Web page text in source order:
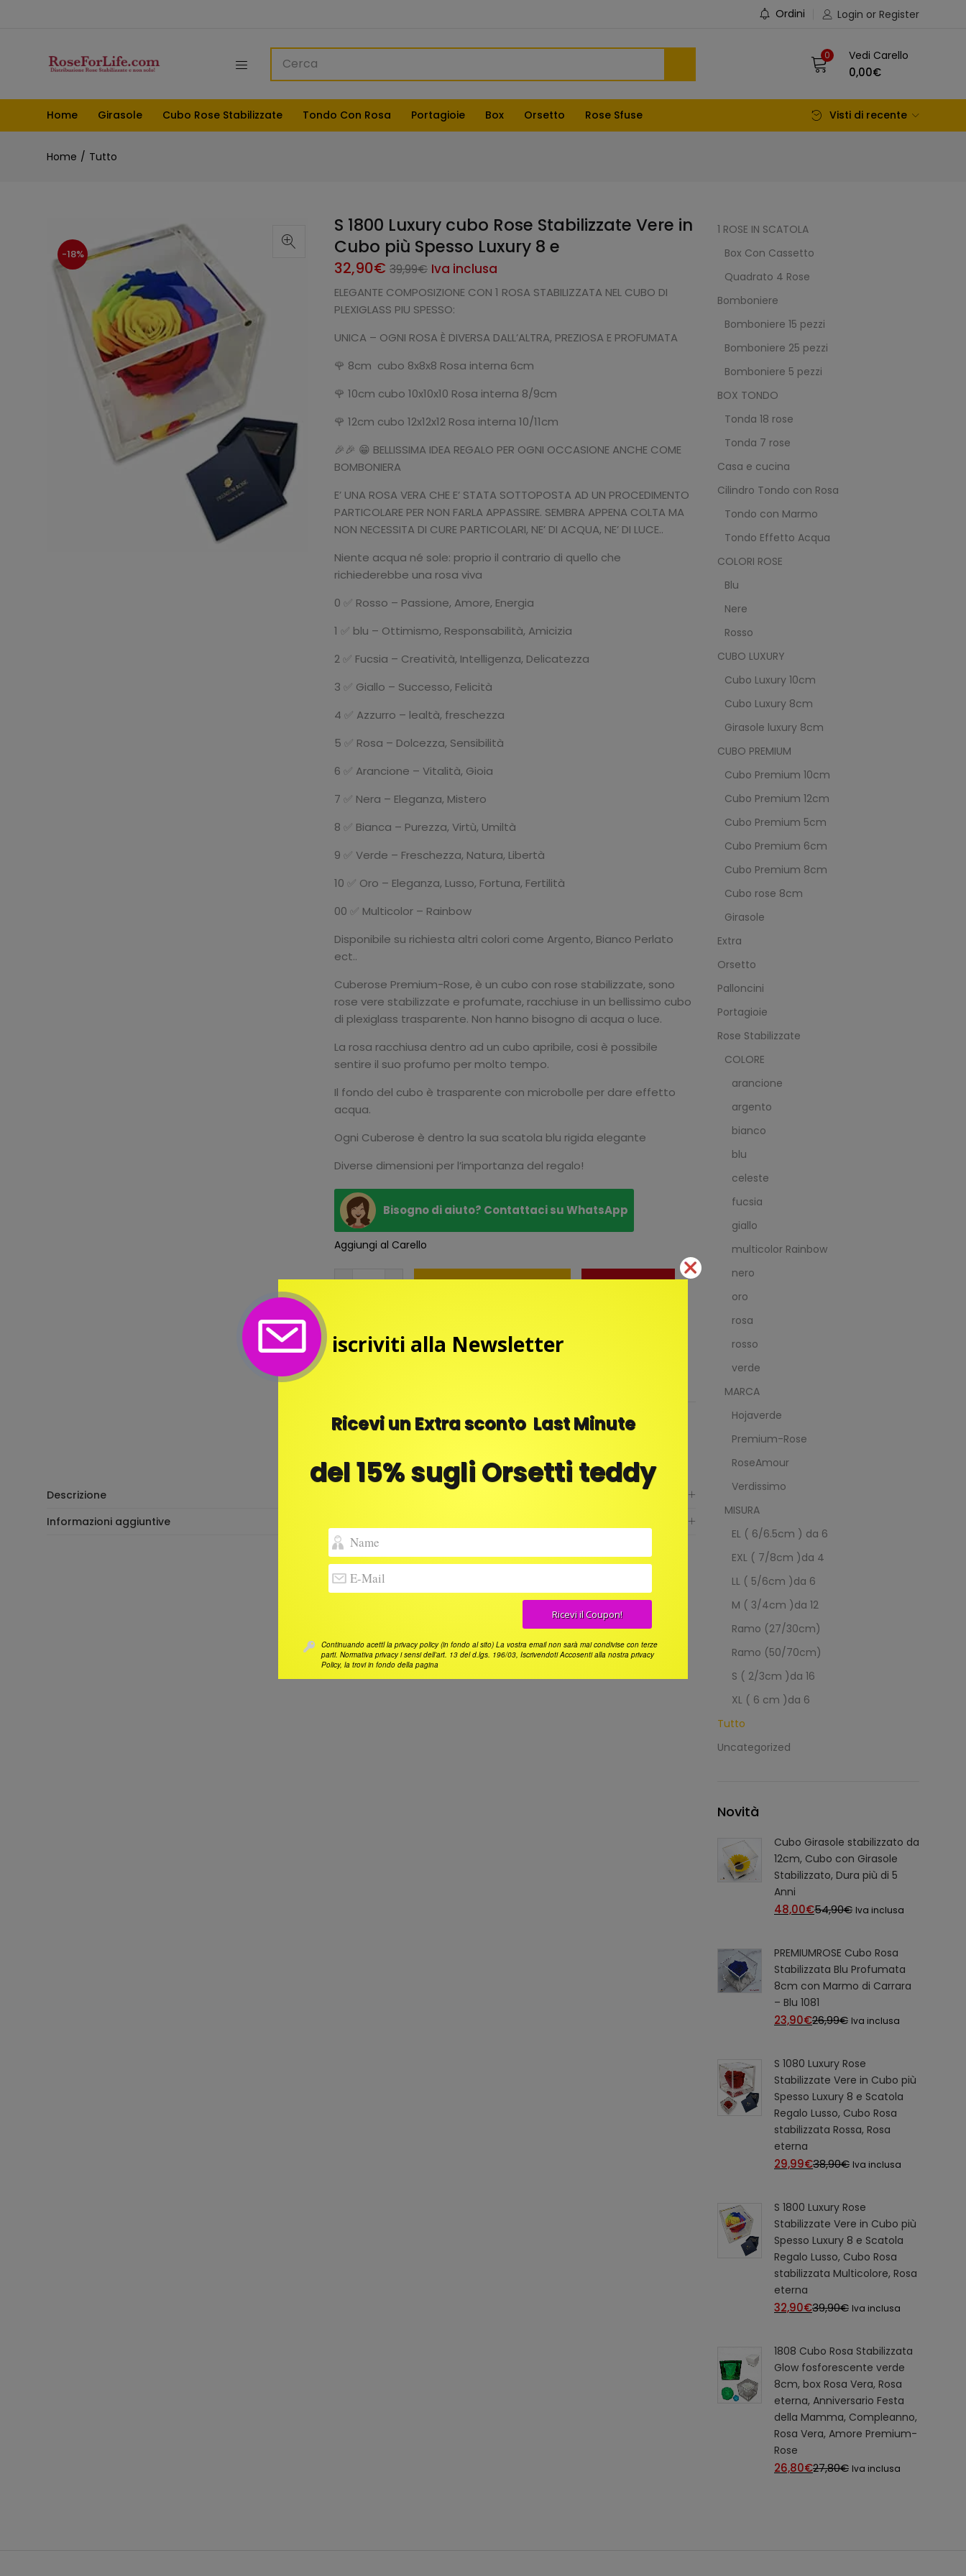
Login or Register
Ordini
0 Vedi Carello
0,00€
Home Girasole Cubo Rose Stabilizzate Tondo Con Rosa Portagioie Box Orsetto Rose Sfuse Visti di recente
Home Tutto
-18%
S 1800 Luxury cubo Rose Stabilizzate Vere in
Cubo più Spesso Luxury 8 e
32,90€ Il
prezzo
attuale
è:
39,99€ Il
prezzo
originale
era:
Iva inclusa
ELEGANTE COMPOSIZIONE CON 1 ROSA STABILIZZATA NEL CUBO DI
PLEXIGLASS PIU SPESSO:
UNICA – OGNI ROSA È DIVERSA DALL’ALTRA, PREZIOSA E PROFUMATA
🌹 8cm cubo 8x8x8 Rosa interna 6cm
🌹 10cm cubo 10x10x10 Rosa interna 8/9cm
🌹 12cm cubo 12x12x12 Rosa interna 10/11cm
🎉🎉 😁 BELLISSIMA IDEA REGALO PER OGNI OCCASIONE ANCHE COME
BOMBONIERA
E’ UNA ROSA VERA CHE E’ STATA SOTTOPOSTA AD UN PROCEDIMENTO
PARTICOLARE PER NON FARLA APPASSIRE. SEMBRA APPENA COLTA MA
NON NECESSITA DI CURE PARTICOLARI, NE’ DI ACQUA, NE’ DI LUCE..
Niente acqua né sole: proprio il contrario di quello che
richiederebbe una rosa viva
0 ✅ Rosso – Passione, Amore, Energia
1 ✅ blu – Ottimismo, Responsabilità, Amicizia
2 ✅ Fucsia – Creatività, Intelligenza, Delicatezza
3 ✅ Giallo – Successo, Felicità
4 ✅ Azzurro – lealtà, freschezza
5 ✅ Rosa – Dolcezza, Sensibilità
6 ✅ Arancione – Vitalità, Gioia
7 ✅ Nera – Eleganza, Mistero
8 ✅ Bianca – Purezza, Virtù, Umiltà
9 ✅ Verde – Freschezza, Natura, Libertà
10 ✅ Oro – Eleganza, Lusso, Fortuna, Fertilità
00 ✅ Multicolor – Rainbow
Disponibile su richiesta altri colori come Argento, Bianco Perlato
ect..
Cuberose Premium-Rose, è un cubo con rose stabilizzate, sono
rose vere stabilizzate e profumate, racchiuse in un bellissimo cubo
di plexiglass trasparente. Non hanno bisogno di acqua o luce.
La rosa racchiusa dentro ad un cubo apribile, cosi è possibile
sentire il suo profumo per molto tempo.
Il fondo del cubo è trasparente con microbolle per dare effetto
acqua.
Ogni Cuberose è dentro la sua scatola blu rigida elegante
Diverse dimensioni per l’importanza del regalo!
Bisogno di aiuto? Contattaci su WhatsApp
Aggiungi al Carello
S
cubo
Rose
Cubo
Spesso
Luxury
quantità
COD:s 1800
Descrizione
Informazioni aggiuntive
1 ROSE IN SCATOLA
Box Con Cassetto
Quadrato 4 Rose
Bomboniere
Bomboniere 15 pezzi
Bomboniere 25 pezzi
Bomboniere 5 pezzi
BOX TONDO
Tonda 18 rose
Tonda 7 rose
Casa e cucina
Cilindro Tondo con Rosa
Tondo con Marmo
Tondo Effetto Acqua
COLORI ROSE
Blu
Nere
Rosso
CUBO LUXURY
Cubo Luxury 10cm
Cubo Luxury 8cm
Girasole luxury 8cm
CUBO PREMIUM
Cubo Premium 10cm
Cubo Premium 12cm
Cubo Premium 5cm
Cubo Premium 6cm
Cubo Premium 8cm
Cubo rose 8cm
Girasole
Extra
Orsetto
Palloncini
Portagioie
Rose Stabilizzate
COLORE
arancione
argento
bianco
blu
celeste
fucsia
giallo
multicolor Rainbow
nero
oro
rosa
rosso
verde
MARCA
Hojaverde
Premium-Rose
RoseAmour
Verdissimo
MISURA
EL ( 6/6.5cm ) da 6
EXL ( 7/8cm )da 4
LL ( 5/6cm )da 6
M ( 3/4cm )da 12
Ramo (27/30cm)
Ramo (50/70cm)
S ( 2/3cm )da 16
XL ( 6 cm )da 6
Tutto
Uncategorized
Novità
Cubo Girasole stabilizzato da
12cm, Cubo con Girasole
Stabilizzato, Dura più di 5
Anni
48,00€Il
attuale
è:
48,00€.
54,90€ Il
originale
era:
54,90€.
Iva inclusa
PREMIUMROSE Cubo Rosa
Stabilizzata Blu Profumata
8cm con Marmo di Carrara
– Blu 1081
23,90€Il
attuale
è:
23,90€.
26,99€ Il
era:
26,99€.
Iva inclusa
S 1080 Luxury Rose
Stabilizzate Vere in Cubo più
Spesso Luxury 8 e Scatola
Regalo Lusso, Cubo Rosa
stabilizzata Rossa, Rosa
eterna
29,99€Il
attuale
è:
29,99€.
38,90€ Il
era:
38,90€.
Iva inclusa
S 1800 Luxury Rose
Stabilizzate Vere in Cubo più
Spesso Luxury 8 e Scatola
Regalo Lusso, Cubo Rosa
stabilizzata Multicolore, Rosa
eterna
32,90€Il
attuale
è:
32,90€.
39,90€ Il
originale
era:
39,90€.
Iva inclusa
1808 Cubo Rosa Stabilizzata
Glow fosforescente verde
8cm, box Rosa Vera, Rosa
eterna, Anniversario Festa
della Mamma, Compleanno,
Rosa Vera, Amore Premium-
Rose
26,80€Il27,80€ IlIva inclusa
iscriviti alla Newsletter
Ricevi un Extra sconto Last Minute
del 15% sugli Orsetti teddy
Continuando acettl la privacy policy (in fondo al sito) La vostra email non sarà mai condivise con terze
parti. Normativa privacy i sensi dell’art. 13 del d.lgs. 196/03, Iscrivendoti Accosenti alla nostra privacy
Policy, la trovi in fondo della pagina